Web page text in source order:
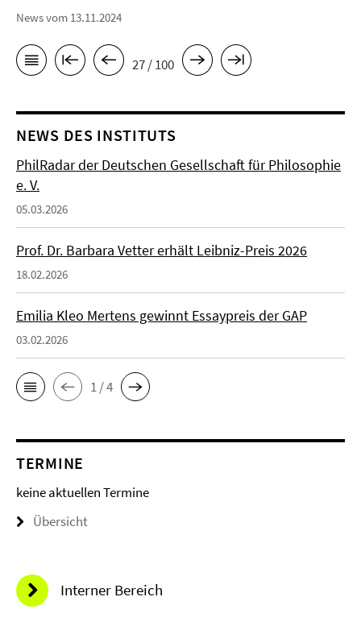
News vom 13.11.2024
27 / 100
NEWS DES INSTITUTS
PhilRadar der Deutschen Gesellschaft für Philosophie
e. V.
05.03.2026
Prof. Dr. Barbara Vetter erhält Leibniz-Preis 2026
18.02.2026
Emilia Kleo Mertens gewinnt Essaypreis der GAP
03.02.2026
1 / 4
TERMINE
keine aktuellen Termine
Übersicht
Interner Bereich